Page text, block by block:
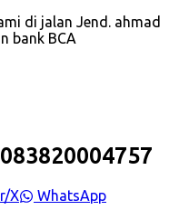
di jalan Jend. ahmad
bank BCA
X WhatsApp